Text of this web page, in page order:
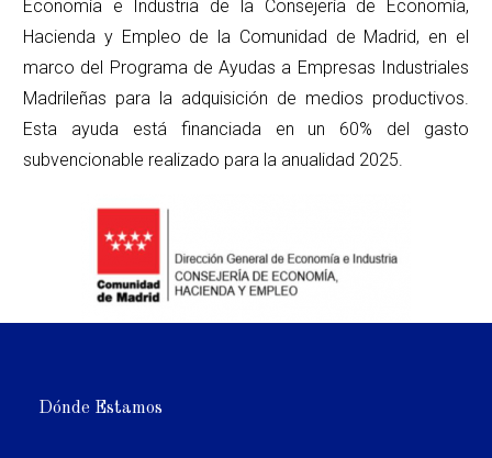
Economía e Industria de la Consejería de Economía,
Hacienda y Empleo de la Comunidad de Madrid, en el
marco del Programa de Ayudas a Empresas Industriales
Madrileñas para la adquisición de medios productivos.
Esta ayuda está financiada en un 60% del gasto
subvencionable realizado para la anualidad 2025.
Dónde Estamos